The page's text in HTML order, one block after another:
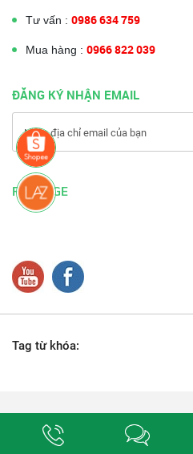
Tư vấn : 0986 634 759
Mua hàng : 0966 822 039
ĐĂNG KÝ NHẬN EMAIL
FANPAGE
Tag từ khóa:
Địa chỉ:số 78-80, đường M1 (số 18),
Tp. Hồ Chí Minh.